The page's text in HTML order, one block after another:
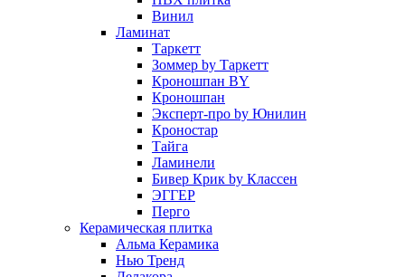
Винил
Ламинат
Таркетт
Зоммер by Таркетт
Кроношпан BY
Кроношпан
Эксперт-про by Юнилин
Кроностар
Тайга
Ламинели
Бивер Крик by Классен
ЭГГЕР
Перго
Керамическая плитка
Альма Керамика
Нью Тренд